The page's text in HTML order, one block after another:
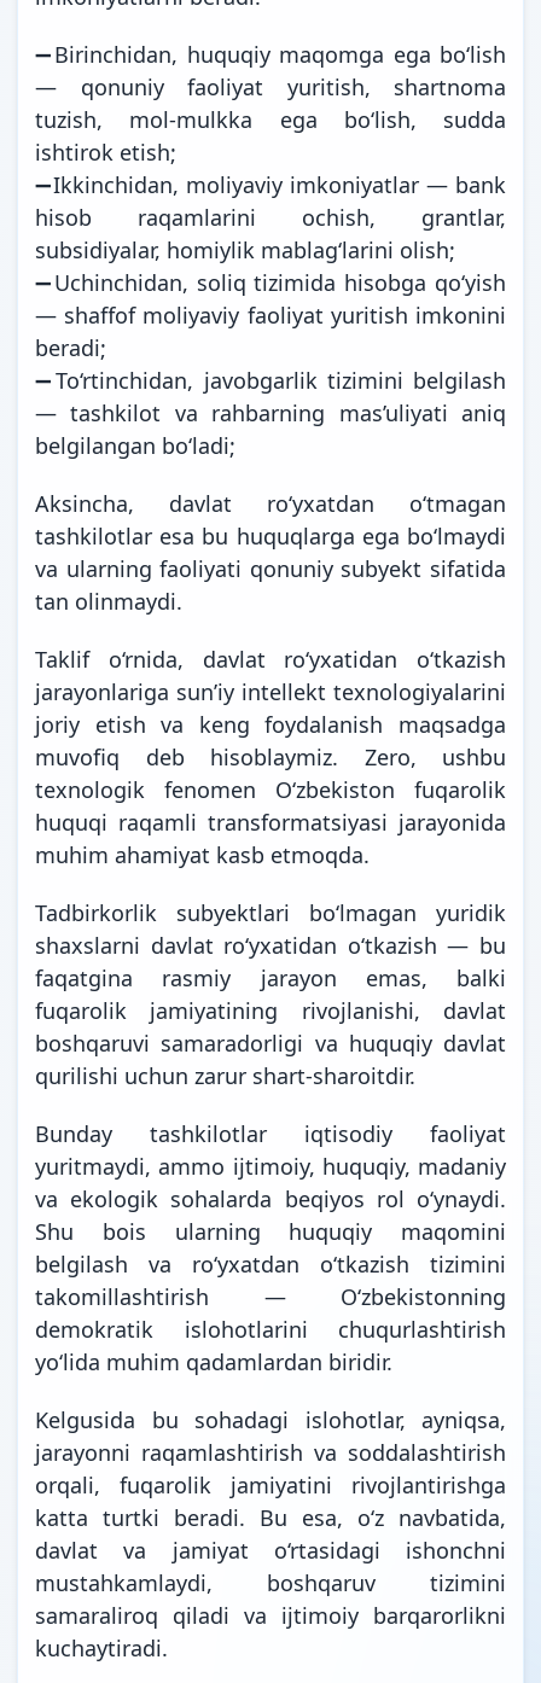
➖Birinchidan, huquqiy maqomga ega bo‘lish
— qonuniy faoliyat yuritish, shartnoma
tuzish, mol-mulkka ega bo‘lish, sudda
ishtirok etish;
➖Ikkinchidan, moliyaviy imkoniyatlar — bank
hisob raqamlarini ochish, grantlar,
subsidiyalar, homiylik mablag‘larini olish;
➖Uchinchidan, soliq tizimida hisobga qo‘yish
— shaffof moliyaviy faoliyat yuritish imkonini
beradi;
➖To‘rtinchidan, javobgarlik tizimini belgilash
— tashkilot va rahbarning mas’uliyati aniq
belgilangan bo‘ladi;
Aksincha, davlat ro‘yxatdan o‘tmagan
tashkilotlar esa bu huquqlarga ega bo‘lmaydi
va ularning faoliyati qonuniy subyekt sifatida
tan olinmaydi.
Taklif o‘rnida, davlat ro‘yxatidan o‘tkazish
jarayonlariga sun’iy intellekt texnologiyalarini
joriy etish va keng foydalanish maqsadga
muvofiq deb hisoblaymiz. Zero, ushbu
texnologik fenomen O‘zbekiston fuqarolik
huquqi raqamli transformatsiyasi jarayonida
muhim ahamiyat kasb etmoqda.
Tadbirkorlik subyektlari bo‘lmagan yuridik
shaxslarni davlat ro‘yxatidan o‘tkazish — bu
faqatgina rasmiy jarayon emas, balki
fuqarolik jamiyatining rivojlanishi, davlat
boshqaruvi samaradorligi va huquqiy davlat
qurilishi uchun zarur shart-sharoitdir.
Bunday tashkilotlar iqtisodiy faoliyat
yuritmaydi, ammo ijtimoiy, huquqiy, madaniy
va ekologik sohalarda beqiyos rol o‘ynaydi.
Shu bois ularning huquqiy maqomini
belgilash va ro‘yxatdan o‘tkazish tizimini
takomillashtirish — O‘zbekistonning
demokratik islohotlarini chuqurlashtirish
yo‘lida muhim qadamlardan biridir.
Kelgusida bu sohadagi islohotlar, ayniqsa,
jarayonni raqamlashtirish va soddalashtirish
orqali, fuqarolik jamiyatini rivojlantirishga
katta turtki beradi. Bu esa, o‘z navbatida,
davlat va jamiyat o‘rtasidagi ishonchni
mustahkamlaydi, boshqaruv tizimini
samaraliroq qiladi va ijtimoiy barqarorlikni
kuchaytiradi.